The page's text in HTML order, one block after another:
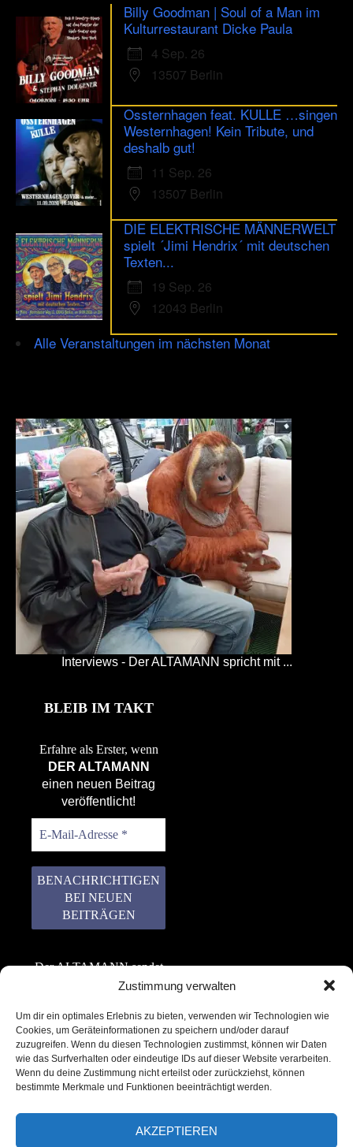
Zustimmung verwalten
Um dir ein optimales Erlebnis zu bieten, verwenden wir Technologien wie
Cookies, um Geräteinformationen zu speichern und/oder darauf
zuzugreifen. Wenn du diesen Technologien zustimmst, können wir Daten
wie das Surfverhalten oder eindeutige IDs auf dieser Website verarbeiten.
Wenn du deine Zustimmung nicht erteilst oder zurückziehst, können
bestimmte Merkmale und Funktionen beeinträchtigt werden.
AKZEPTIEREN
Billy Goodman | Soul of a Man im
Kulturrestaurant Dicke Paula
4 Sep. 26
13507 Berlin
Ossternhagen feat. KULLE …singen
Westernhagen! Kein Tribute, und
deshalb gut!
11 Sep. 26
13507 Berlin
DIE ELEKTRISCHE MÄNNERWELT
spielt ´Jimi Hendrix´ mit deutschen
Texten...
19 Sep. 26
12043 Berlin
Alle Veranstaltungen im nächsten Monat
Interviews - Der ALTAMANN spricht mit ...
BLEIB IM TAKT
Erfahre als Erster, wenn
DER ALTAMANN
einen neuen Beitrag
veröffentlicht!
Der ALTAMANN sendet
keinen Spam! Er gibt
weiter. Erfahre mehr in
unserer
Datenschutzerklärung.